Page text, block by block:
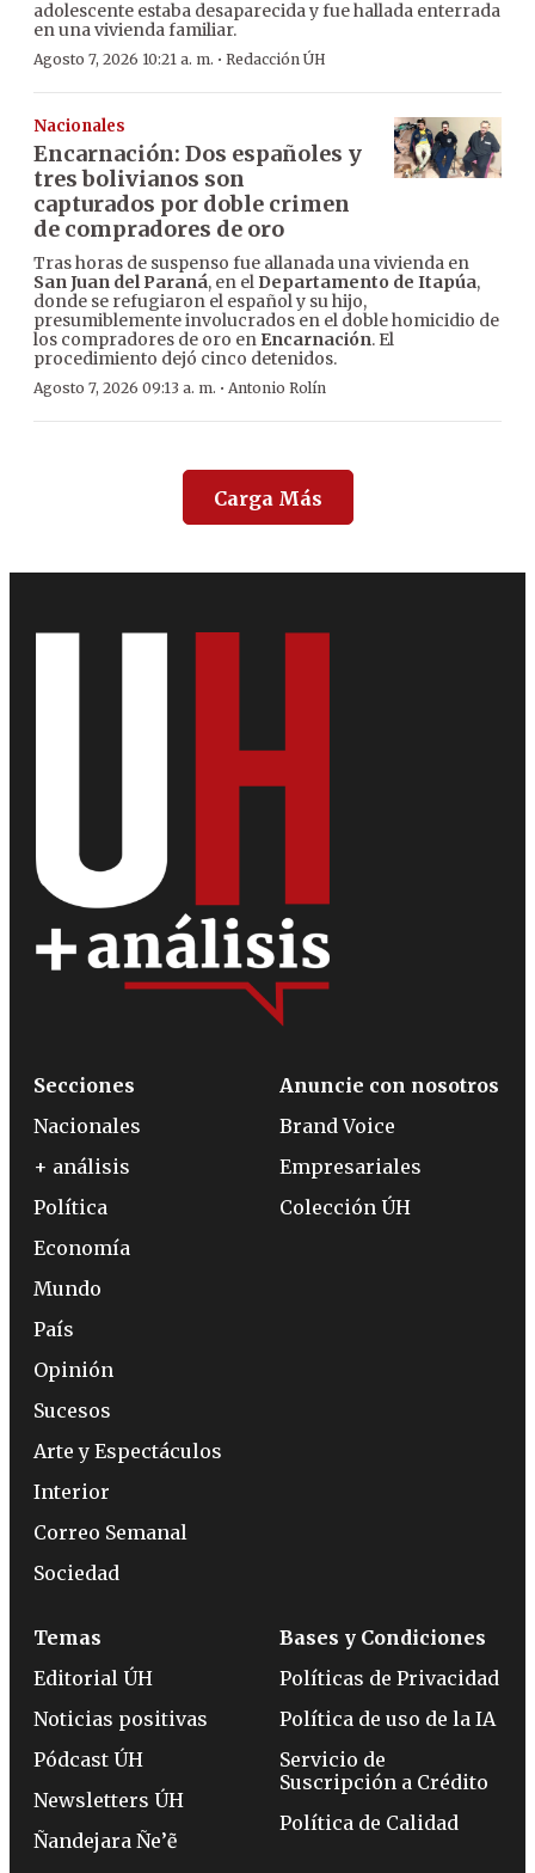
adolescente estaba desaparecida y fue hallada enterrada
en una vivienda familiar.
Agosto 7, 2026 10:21 a. m. · Redacción ÚH
Nacionales
Encarnación: Dos españoles y
tres bolivianos son
capturados por doble crimen
de compradores de oro
Tras horas de suspenso fue allanada una vivienda en
San Juan del Paraná, en el Departamento de Itapúa,
donde se refugiaron el español y su hijo,
presumiblemente involucrados en el doble homicidio de
los compradores de oro en Encarnación. El
procedimiento dejó cinco detenidos.
Agosto 7, 2026 09:13 a. m. · Antonio Rolín
Carga Más
Secciones
Nacionales
+ análisis
Política
Economía
Mundo
País
Opinión
Sucesos
Arte y Espectáculos
Interior
Correo Semanal
Sociedad
Anuncie con nosotros
Brand Voice
Empresariales
Colección ÚH
Temas
Editorial ÚH
Noticias positivas
Pódcast ÚH
Newsletters ÚH
Ñandejara Ñe’ẽ
Bases y Condiciones
Políticas de Privacidad
Política de uso de la IA
Servicio de
Suscripción a Crédito
Política de Calidad